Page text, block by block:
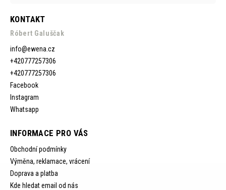
KONTAKT
Róbert Galuščak
info@ewena.cz
+420777257306
+420777257306
Facebook
Instagram
Whatsapp
INFORMACE PRO VÁS
Obchodní podmínky
Výměna, reklamace, vrácení
Doprava a platba
Kde hledat email od nás